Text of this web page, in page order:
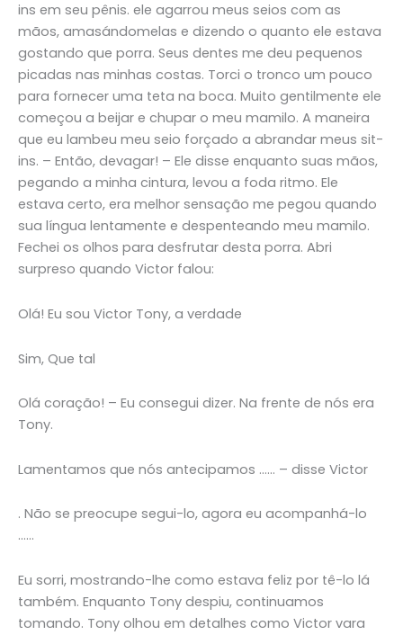
ins em seu pênis. ele agarrou meus seios com as
mãos, amasándomelas e dizendo o quanto ele estava
gostando que porra. Seus dentes me deu pequenos
picadas nas minhas costas. Torci o tronco um pouco
para fornecer uma teta na boca. Muito gentilmente ele
começou a beijar e chupar o meu mamilo. A maneira
que eu lambeu meu seio forçado a abrandar meus sit-
ins. – Então, devagar! – Ele disse enquanto suas mãos,
pegando a minha cintura, levou a foda ritmo. Ele
estava certo, era melhor sensação me pegou quando
sua língua lentamente e despenteando meu mamilo.
Fechei os olhos para desfrutar desta porra. Abri
surpreso quando Victor falou:
Olá! Eu sou Victor Tony, a verdade
Sim, Que tal
Olá coração! – Eu consegui dizer. Na frente de nós era
Tony.
Lamentamos que nós antecipamos …… – disse Victor
. Não se preocupe segui-lo, agora eu acompanhá-lo
……
Eu sorri, mostrando-lhe como estava feliz por tê-lo lá
também. Enquanto Tony despiu, continuamos
tomando. Tony olhou em detalhes como Victor vara